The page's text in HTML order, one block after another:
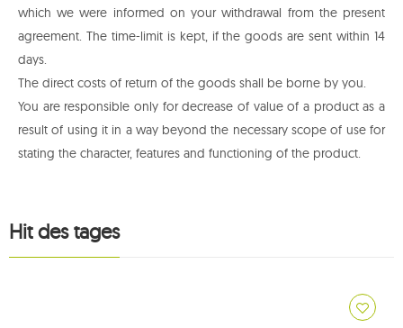
which we were informed on your withdrawal from the present
agreement. The time-limit is kept, if the goods are sent within 14
days.
The direct costs of return of the goods shall be borne by you.
You are responsible only for decrease of value of a product as a
result of using it in a way beyond the necessary scope of use for
stating the character, features and functioning of the product.
Hit des tages